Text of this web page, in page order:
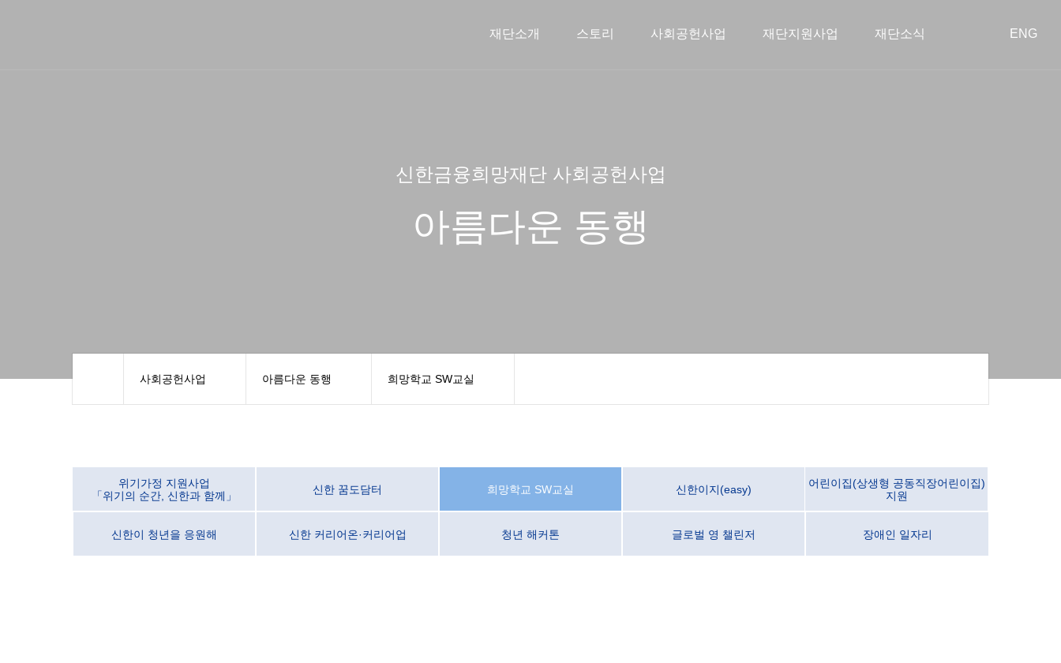
재단소개 스토리 사회공헌사업 재단지원사업 재단소식 ENG
신한금융희망재단 사회공헌사업
아름다운 동행
사회공헌사업 아름다운 동행 희망학교 SW교실
위기가정 지원사업
「위기의 순간, 신한과 함께」
신한 꿈도담터 희망학교 SW교실 신한이지(easy)
어린이집(상생형 공동직장어린이집)
지원
신한이 청년을 응원해 신한 커리어온·커리어업 청년 해커톤 글로벌 영 챌린저 장애인 일자리